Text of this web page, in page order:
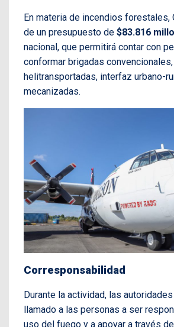
En materia de incendios forestales,
de un presupuesto de $83.816
nacional, que permitirá contar con
conformar brigadas
helitransportadas, interfaz urbano-
mecanizadas.
Corresponsabilidad
Durante la actividad, las
llamado a las personas a ser
uso del fuego y a apoyar a través